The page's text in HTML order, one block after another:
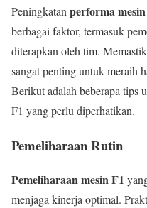
Peningkatan performa
berbagai faktor, termasuk
diterapkan oleh tim.
sangat penting untuk meraih
Berikut adalah beberapa tips
F1 yang perlu diperhatikan.
Pemeliharaan Rutin
Pemeliharaan mesin F1
menjaga kinerja optimal.